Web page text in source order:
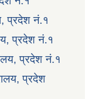
प्रदेश नं.१
प्रदेश नं.१
प्रदेश नं.१
प्रदेश